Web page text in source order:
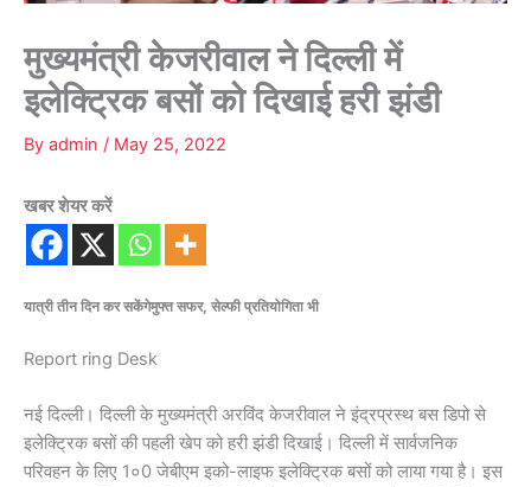
मुख्यमंत्री केजरीवाल ने दिल्ली में
इलेक्ट्रिक बसों को दिखाई हरी झंडी
By admin / May 25, 2022
खबर शेयर करें
यात्री तीन दिन कर सकेंगेमुफ्त सफर, सेल्फी प्रतियोगिता भी
Report ring Desk
नई दिल्ली। दिल्ली के मुख्यमंत्री अरविंद केजरीवाल ने इंद्रप्रस्थ बस डिपो से
इलेक्ट्रिक बसों की पहली खेप को हरी झंडी दिखाई। दिल्ली में सार्वजनिक
परिवहन के लिए 1०0 जेबीएम इको-लाइफ इलेक्ट्रिक बसों को लाया गया है। इस